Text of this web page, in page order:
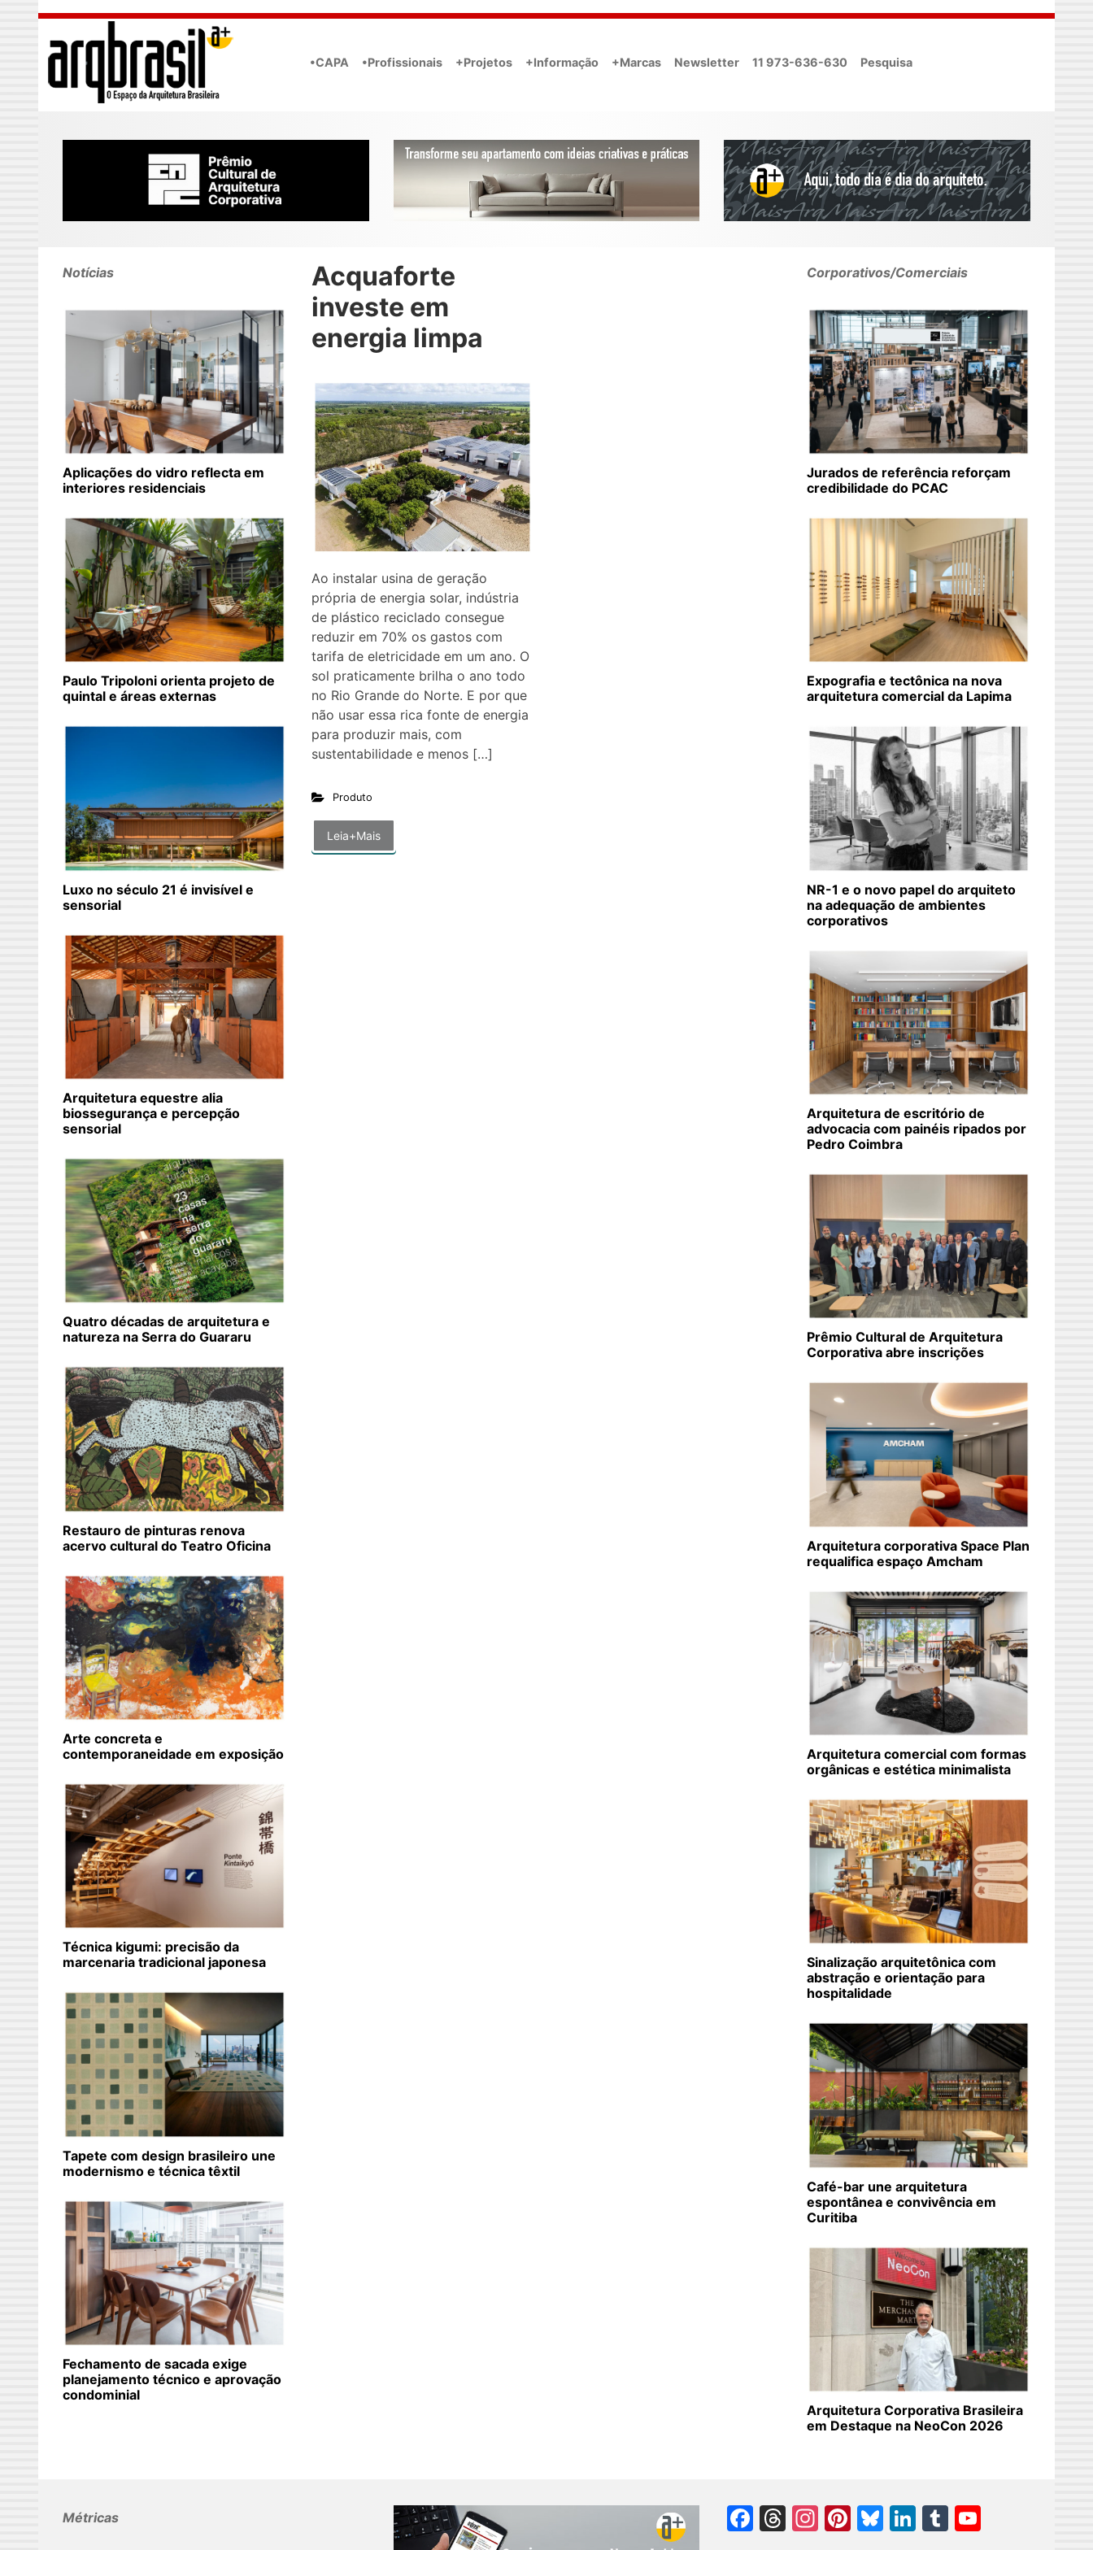
Skip to main content
•CAPA •Profissionais +Projetos +Informação +Marcas Newsletter 11 973-636-630 Pesquisa
Acquaforte
investe em
energia limpa
Ao instalar usina de geração
própria de energia solar, indústria
de plástico reciclado consegue
reduzir em 70% os gastos com
tarifa de eletricidade em um ano. O
sol praticamente brilha o ano todo
no Rio Grande do Norte. E por que
não usar essa rica fonte de energia
para produzir mais, com
sustentabilidade e menos […]
Produto
Leia+Mais
Notícias
Aplicações do vidro reflecta em
interiores residenciais
Paulo Tripoloni orienta projeto de
quintal e áreas externas
Luxo no século 21 é invisível e
sensorial
Arquitetura equestre alia
biossegurança e percepção
sensorial
Quatro décadas de arquitetura e
natureza na Serra do Guararu
Restauro de pinturas renova
acervo cultural do Teatro Oficina
Arte concreta e
contemporaneidade em exposição
Técnica kigumi: precisão da
marcenaria tradicional japonesa
Tapete com design brasileiro une
modernismo e técnica têxtil
Fechamento de sacada exige
planejamento técnico e aprovação
condominial
Corporativos/Comerciais
Jurados de referência reforçam
credibilidade do PCAC
Expografia e tectônica na nova
arquitetura comercial da Lapima
NR-1 e o novo papel do arquiteto
na adequação de ambientes
corporativos
Arquitetura de escritório de
advocacia com painéis ripados por
Pedro Coimbra
Prêmio Cultural de Arquitetura
Corporativa abre inscrições
Arquitetura corporativa Space Plan
requalifica espaço Amcham
Arquitetura comercial com formas
orgânicas e estética minimalista
Sinalização arquitetônica com
abstração e orientação para
hospitalidade
Café-bar une arquitetura
espontânea e convivência em
Curitiba
Arquitetura Corporativa Brasileira
em Destaque na NeoCon 2026
Métricas Facebook
Threads
Instagram
Pinterest
Bluesky
LinkedIn
Tumblr